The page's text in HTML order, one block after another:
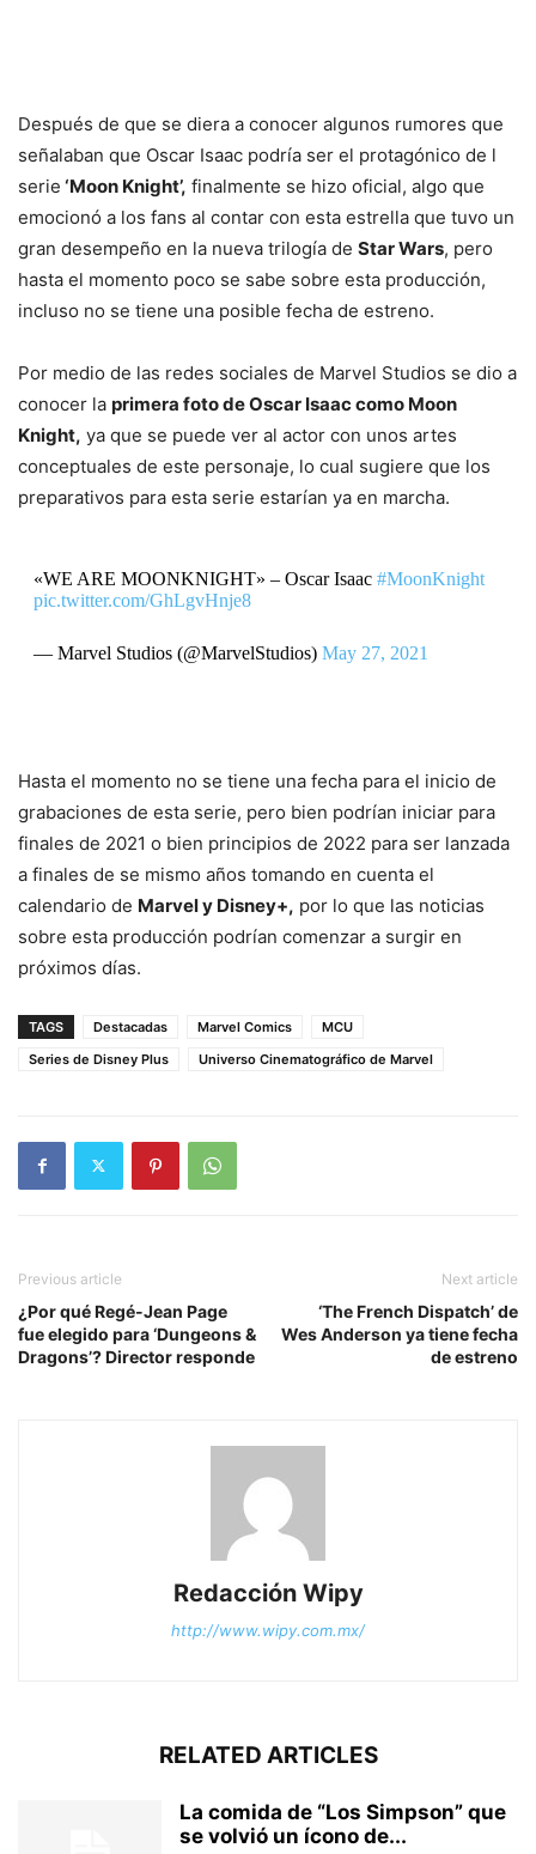
Después de que se diera a conocer algunos rumores que
señalaban que Oscar Isaac podría ser el protagónico de l
serie ‘Moon Knight’, finalmente se hizo oficial, algo que
emocionó a los fans al contar con esta estrella que tuvo un
gran desempeño en la nueva trilogía de Star Wars, pero
hasta el momento poco se sabe sobre esta producción,
incluso no se tiene una posible fecha de estreno.
Por medio de las redes sociales de Marvel Studios se dio a
conocer la primera foto de Oscar Isaac como Moon
Knight, ya que se puede ver al actor con unos artes
conceptuales de este personaje, lo cual sugiere que los
preparativos para esta serie estarían ya en marcha.
«WE ARE MOONKNIGHT» – Oscar Isaac #MoonKnight
pic.twitter.com/GhLgvHnje8
— Marvel Studios (@MarvelStudios) May 27, 2021
Hasta el momento no se tiene una fecha para el inicio de
grabaciones de esta serie, pero bien podrían iniciar para
finales de 2021 o bien principios de 2022 para ser lanzada
a finales de se mismo años tomando en cuenta el
calendario de Marvel y Disney+, por lo que las noticias
sobre esta producción podrían comenzar a surgir en
próximos días.
TAGS Destacadas Marvel Comics
MCU
Series de Disney Plus
Universo Cinematográfico de Marvel
Previous article
¿Por qué Regé-Jean Page
fue elegido para ‘Dungeons &
Dragons’? Director responde
Next article
‘The French Dispatch’ de
Wes Anderson ya tiene fecha
de estreno
Redacción Wipy
http://www.wipy.com.mx/
RELATED ARTICLES
La comida de “Los Simpson” que
se volvió un ícono de...